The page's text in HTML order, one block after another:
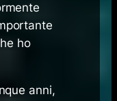
ho
anni,